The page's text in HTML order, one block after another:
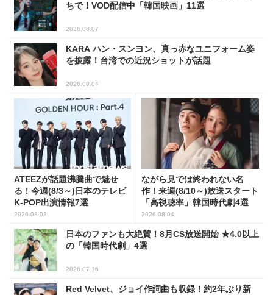
ちで！VOD配信中「韓国映画」11選
2026.08.07
KARA ハン・スンヨン、真っ赤なユニフォーム姿
を披露！台湾での近況ショットが話題
2026.08.04
ATEEZが話題沸騰曲で魅せ
る！今週(8/3～)日本のテレビ
K-POP出演情報7選
2026.08.03
ながら見では終われない名
作！来週(8/10～)放送スタート
「高視聴率」韓国時代劇4選
2026.08.04
日本のファンも大絶賛！8月CS放送開始 ★4.0以上
の「韓国時代劇」4選
2026.07.16
Red Velvet、ジョイ作詞曲も収録！約2年ぶり新